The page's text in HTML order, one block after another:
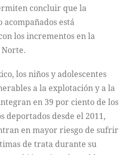
concluir que la
está
los incrementos en la
los niños y adolescentes
a la explotación y a la
en 39 por ciento de los
deportados desde el 2011,
en mayor riesgo de sufrir
de trata durante su